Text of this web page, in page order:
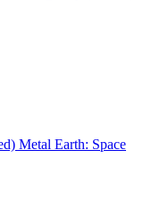
Metal Earth: Space